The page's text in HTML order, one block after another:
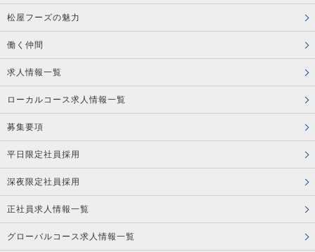
松屋フーズの魅力
働く仲間
求人情報一覧
ローカルコース求人情報一覧
募集要項
平日限定社員採用
深夜限定社員採用
正社員求人情報一覧
グローバルコース求人情報一覧